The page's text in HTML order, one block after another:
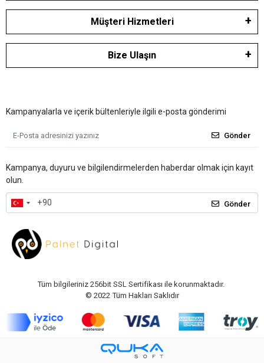
Müşteri Hizmetleri
Bize Ulaşın
Kampanyalarla ve içerik bültenleriyle ilgili e-posta gönderimi
Gönder
Kampanya, duyuru ve bilgilendirmelerden haberdar olmak için kayıt
olun.
Gönder
Tüm bilgileriniz 256bit SSL Sertifikası ile korunmaktadır.
© 2022 Tüm Hakları Saklıdır